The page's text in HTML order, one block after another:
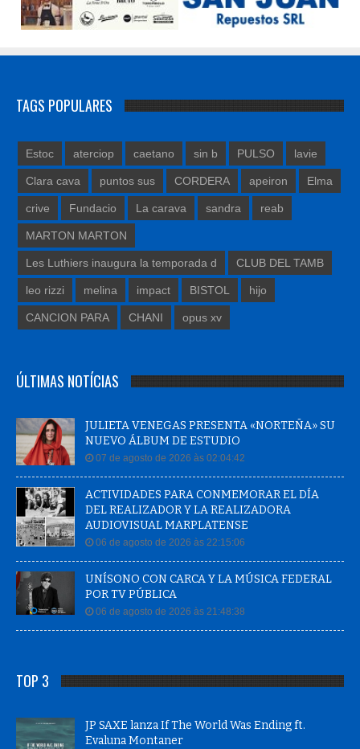
Clara cava puntos sus CORDERA apeiron Elma
crive Fundacio La carava sandra reab
MARTON MARTON
Les Luthiers inaugura la temporada d
leo rizzi melina impact BISTOL hijo
CANCION PARA CHANI opus xv
NUEVO ÁLBUM DE ESTUDIO
07 de agosto de 2026 às 02:04:42
ACTIVIDADES PARA CONMEMORAR EL DÍA
DEL REALIZADOR Y LA REALIZADORA
AUDIOVISUAL MARPLATENSE
06 de agosto de 2026 às 22:15:06
UNÍSONO CON CARCA Y LA MÚSICA FEDERAL
POR TV PÚBLICA
06 de agosto de 2026 às 21:48:38
Evaluna Montaner
08 de abril de 2020 |